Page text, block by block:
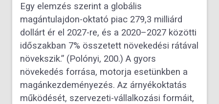
Egy elemzés szerint a globális
magántulajdon-oktató piac 279,3 milliárd
dollárt ér el 2027-re, és a 2020–2027 közötti
időszakban 7% összetett növekedési rátával
növekszik.” (Polónyi, 200.) A gyors
növekedés forrása, motorja esetünkben a
magánkezdeményezés. Az árnyékoktatás
működését, szervezeti-vállalkozási formáit,